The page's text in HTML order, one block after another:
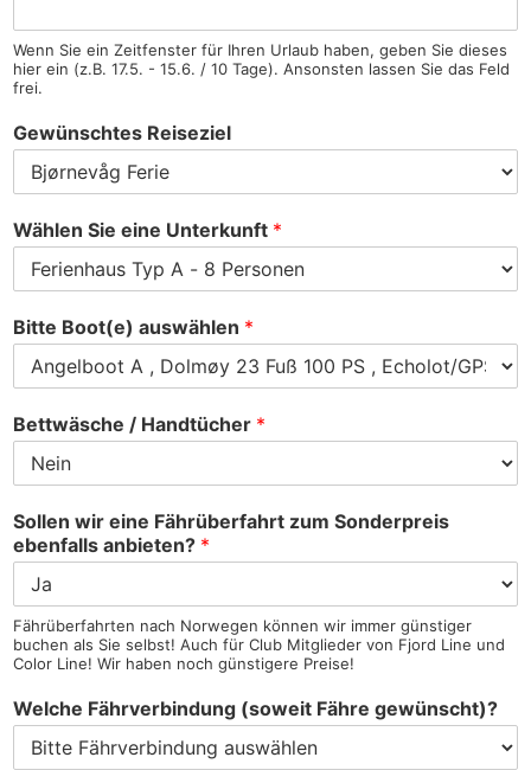
Wenn Sie ein Zeitfenster für Ihren Urlaub haben, geben Sie dieses
hier ein (z.B. 17.5. - 15.6. / 10 Tage). Ansonsten lassen Sie das Feld
frei.
Gewünschtes Reiseziel
Wählen Sie eine Unterkunft *
Bitte Boot(e) auswählen *
Bettwäsche / Handtücher *
Sollen wir eine Fährüberfahrt zum Sonderpreis
ebenfalls anbieten? *
Fährüberfahrten nach Norwegen können wir immer günstiger
buchen als Sie selbst! Auch für Club Mitglieder von Fjord Line und
Color Line! Wir haben noch günstigere Preise!
Welche Fährverbindung (soweit Fähre gewünscht)?